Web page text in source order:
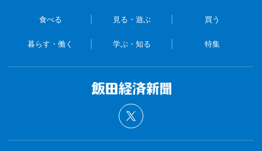
食べる 見る・遊ぶ 買う
暮らす・働く 学ぶ・知る 特集